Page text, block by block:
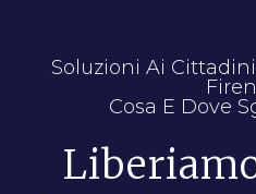
Soluzioni Ai
Cosa E Dove